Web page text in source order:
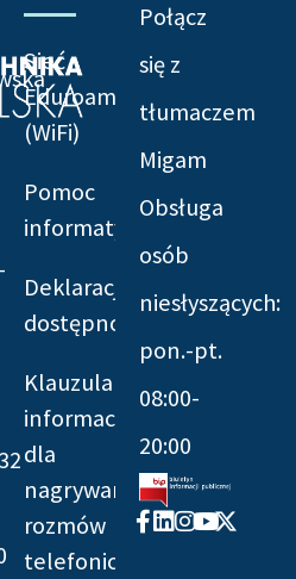
Sieć
Eduroam
(WiFi)
Pomoc
informatyczna
Deklaracja
dostępności
Klauzula
informacyjna
dla
nagrywania
rozmów
telefonicznych
Połącz
się z
tłumaczem
Migam
Obsługa
osób
niesłyszących:
pon.-pt.
08:00-
20:00
Facebook-
f
Linkedin
Instagram
Youtube
X-
twitter